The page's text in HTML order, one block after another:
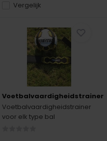
Vergelijk
Voetbalvaardigheidstrainer
Voetbalvaardigheidstrainer
voor elk type bal